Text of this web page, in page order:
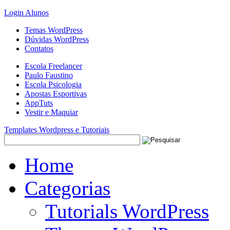
Login Alunos
Temas WordPress
Dúvidas WordPress
Contatos
Escola Freelancer
Paulo Faustino
Escola Psicologia
Apostas Esportivas
AppTuts
Vestir e Maquiar
Templates Wordpress e Tutoriais
Home
Categorias
Tutorials WordPress